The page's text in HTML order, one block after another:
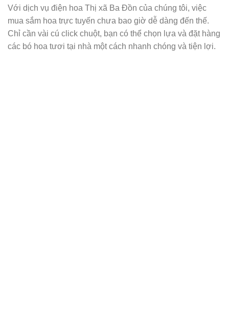
Với dịch vụ điện hoa Thị xã Ba Đồn của chúng tôi, việc
mua sắm hoa trực tuyến chưa bao giờ dễ dàng đến thế.
Chỉ cần vài cú click chuột, bạn có thể chọn lựa và đặt hàng
các bó hoa tươi tại nhà một cách nhanh chóng và tiện lợi.